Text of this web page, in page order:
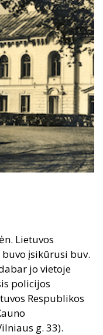
Lietuvos
įsikūrusi buv.
jo vietoje
policijos
Respublikos
g. 33).